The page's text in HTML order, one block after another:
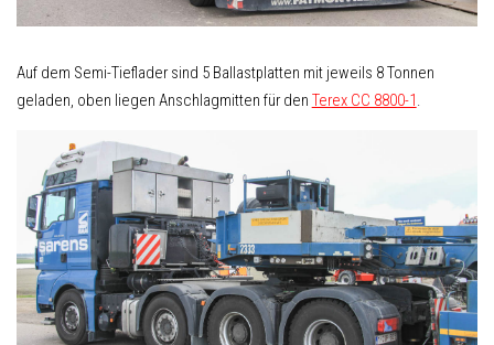
Auf dem Semi-Tieflader sind 5 Ballastplatten mit jeweils 8 Tonnen
geladen, oben liegen Anschlagmitten für den Terex CC 8800-1.